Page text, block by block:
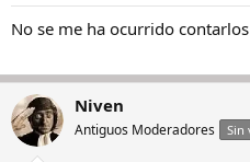
No se me ha ocurrido
Niven
Antiguos Moderadores Sin